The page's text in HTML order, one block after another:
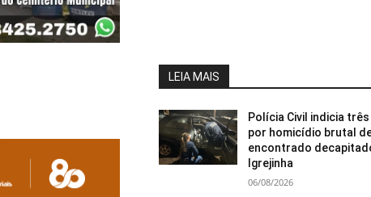
LEIA MAIS
Polícia Civil indicia
por homicídio brutal
encontrado
Igrejinha
06/08/2026